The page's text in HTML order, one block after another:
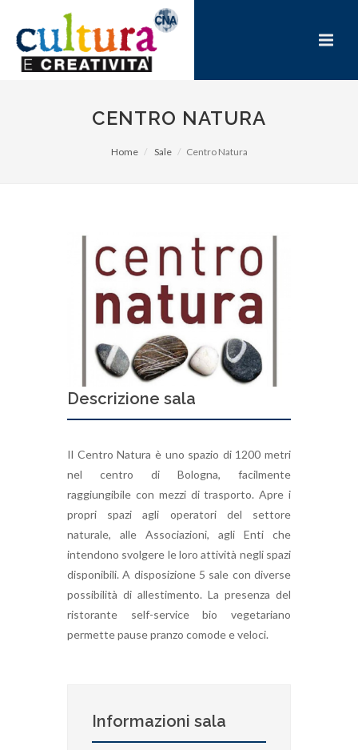
CENTRO NATURA
Home Sale Centro Natura
Descrizione sala
Il Centro Natura è uno spazio di 1200 metri
nel centro di Bologna, facilmente
raggiungibile con mezzi di trasporto. Apre i
propri spazi agli operatori del settore
naturale, alle Associazioni, agli Enti che
intendono svolgere le loro attività negli spazi
disponibili. A disposizione 5 sale con diverse
possibilità di allestimento. La presenza del
ristorante self-service bio vegetariano
permette pause pranzo comode e veloci.
Informazioni sala